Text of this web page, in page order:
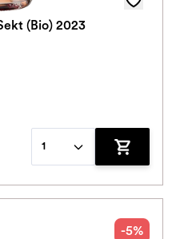
(Bio) 2023
1
Zum
-5%